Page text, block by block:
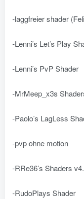
-laggfreier shader
-Lenni’s Let’s Play
-Lenni’s PvP Shader
-MrMeep_x3s
-Paolo’s LagLess
-pvp ohne motion
-RRe36’s Shaders
-RudoPlays Shader